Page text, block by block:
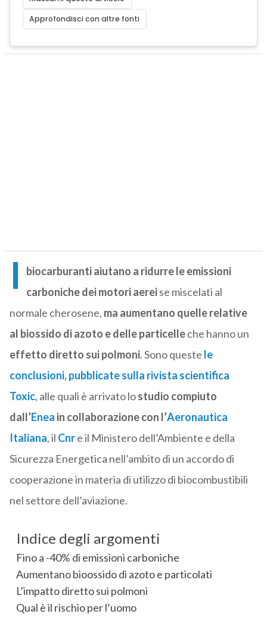
Approfondisci con altre fonti
I
biocarburanti aiutano a ridurre le emissioni
carboniche dei motori aereise miscelati al
normale cherosene, ma aumentano quelle relative
al biossido di azoto e delle particelleche hanno un
effetto diretto sui polmoni. Sono queste le
conclusioni, pubblicate sulla rivista scientifica
Toxic, alle quali è arrivato lostudio compiuto
dall’Enea in collaborazione con l’Aeronautica
Italiana, il Cnre il Ministero dell’Ambiente e della
Sicurezza Energetica nell’ambito di un accordo di
cooperazione in materia di utilizzo di biocombustibili
nel settore dell’aviazione.
Indice degli argomenti
Fino a -40% di emissioni carboniche
Aumentano bioossido di azoto e particolati
L’impatto diretto sui polmoni
Qual è il rischio per l’uomo